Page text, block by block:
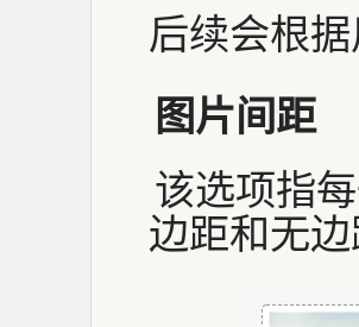
后续会根
图片间距
该选项指
边距和无